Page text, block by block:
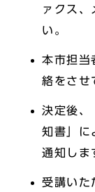
ァクス、
い。
本市担当
絡をさせ
決定後、
知書」に
通知しま
受講いた